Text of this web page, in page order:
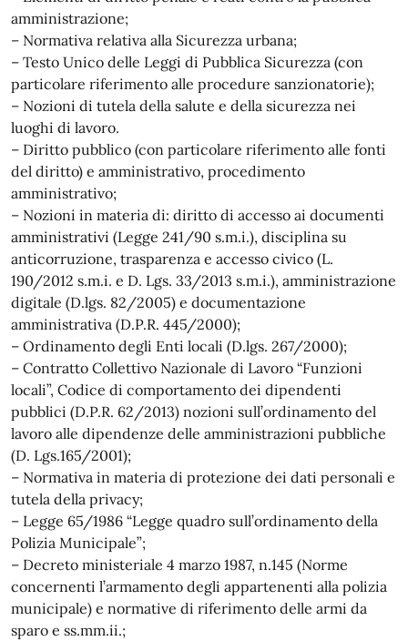
amministrazione;
– Normativa relativa alla Sicurezza urbana;
– Testo Unico delle Leggi di Pubblica Sicurezza (con
particolare riferimento alle procedure sanzionatorie);
– Nozioni di tutela della salute e della sicurezza nei
luoghi di lavoro.
– Diritto pubblico (con particolare riferimento alle fonti
del diritto) e amministrativo, procedimento
amministrativo;
– Nozioni in materia di: diritto di accesso ai documenti
amministrativi (Legge 241/90 s.m.i.), disciplina su
anticorruzione, trasparenza e accesso civico (L.
190/2012 s.m.i. e D. Lgs. 33/2013 s.m.i.), amministrazione
digitale (D.lgs. 82/2005) e documentazione
amministrativa (D.P.R. 445/2000);
– Ordinamento degli Enti locali (D.lgs. 267/2000);
– Contratto Collettivo Nazionale di Lavoro “Funzioni
locali”, Codice di comportamento dei dipendenti
pubblici (D.P.R. 62/2013) nozioni sull’ordinamento del
lavoro alle dipendenze delle amministrazioni pubbliche
(D. Lgs.165/2001);
– Normativa in materia di protezione dei dati personali e
tutela della privacy;
– Legge 65/1986 “Legge quadro sull’ordinamento della
Polizia Municipale”;
– Decreto ministeriale 4 marzo 1987, n.145 (Norme
concernenti l’armamento degli appartenenti alla polizia
municipale) e normative di riferimento delle armi da
sparo e ss.mm.ii.;